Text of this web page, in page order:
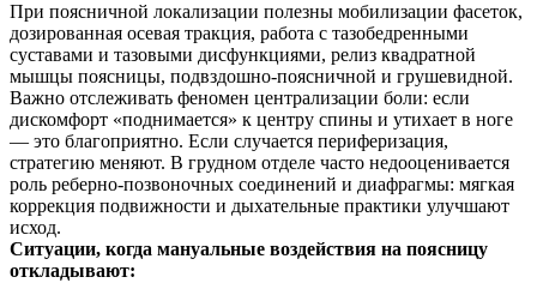
При поясничной локализации полезны мобилизации фасеток,
дозированная осевая тракция, работа с тазобедренными
суставами и тазовыми дисфункциями, релиз квадратной
мышцы поясницы, подвздошно‑поясничной и грушевидной.
Важно отслеживать феномен централизации боли: если
дискомфорт «поднимается» к центру спины и утихает в ноге
— это благоприятно. Если случается периферизация,
стратегию меняют. В грудном отделе часто недооценивается
роль реберно‑позвоночных соединений и диафрагмы: мягкая
коррекция подвижности и дыхательные практики улучшают
исход.
Ситуации, когда мануальные воздействия на поясницу
откладывают: